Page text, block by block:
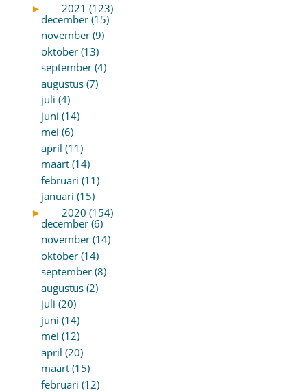
►
2021 (123)
december (15)
november (9)
oktober (13)
september (4)
augustus (7)
juli (4)
juni (14)
mei (6)
april (11)
maart (14)
februari (11)
januari (15)
►
2020 (154)
december (6)
november (14)
oktober (14)
september (8)
augustus (2)
juli (20)
juni (14)
mei (12)
april (20)
maart (15)
februari (12)